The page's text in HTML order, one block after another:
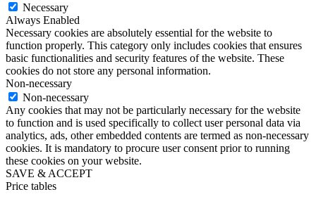
Necessary
Always Enabled
Necessary cookies are absolutely essential for the website to
function properly. This category only includes cookies that ensures
basic functionalities and security features of the website. These
cookies do not store any personal information.
Non-necessary
Non-necessary
Any cookies that may not be particularly necessary for the website
to function and is used specifically to collect user personal data via
analytics, ads, other embedded contents are termed as non-necessary
cookies. It is mandatory to procure user consent prior to running
these cookies on your website.
SAVE & ACCEPT
Price tables